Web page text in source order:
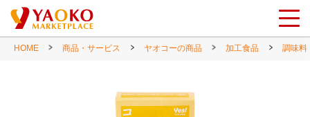
HOME 商品・サービス ヤオコーの商品 加工食品 調味料